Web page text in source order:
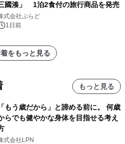
國湊」 1泊2食付の旅行商品を発売
式会社ぷらど
1日前
をもっと見る
もっと見る
「もう歳だから」と諦める前に。 何歳
らでも健やかな身体を目指せる考え
式会社LPN